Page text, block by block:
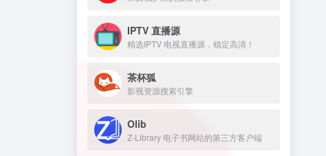
IPTV 直播源
精选IPTV 电视直播源，稳定高清！
茶杯狐
影视资源搜索引擎
Olib
Z-Library 电子书网站的第三方客户端